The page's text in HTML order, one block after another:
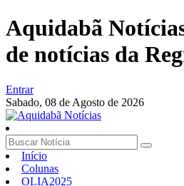
Aquidabã
de notícias da
Entrar
Sabado, 08 de Agosto de 2026
Início
Colunas
OLIA2025